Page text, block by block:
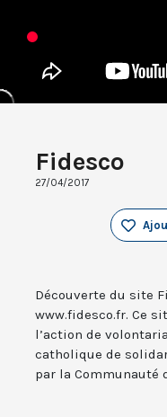
Fidesco
27/04/2017
Découverte du site
www.fidesco.fr. Ce
l’action de
catholique de
par la Communauté